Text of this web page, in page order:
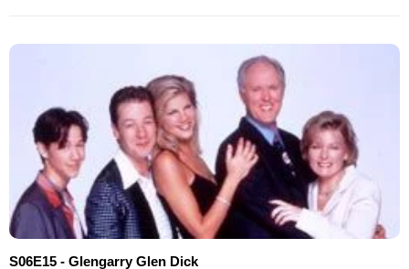
S06E15 - Glengarry Glen Dick